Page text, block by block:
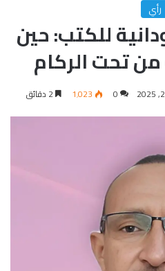
رأي
للكتب: حين
تحت الركام
0 1٬023 2 دقائق